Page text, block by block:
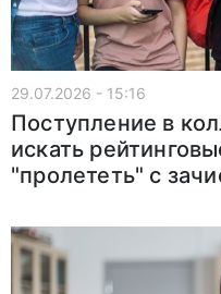
29.07.2026 - 15:16
Поступление в
искать
"пролететь" с